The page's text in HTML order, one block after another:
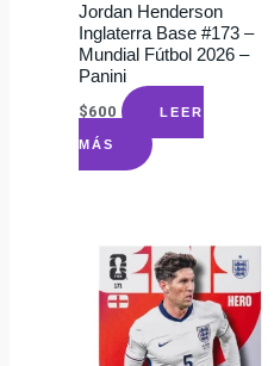
Jordan Henderson
Inglaterra Base #173 –
Mundial Fútbol 2026 –
Panini
$600 LEER
MÁS